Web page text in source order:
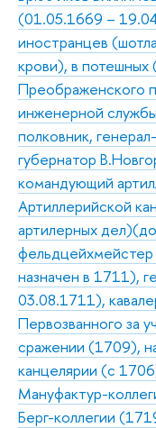
(01.05.1669 –
иностранцев
крови), в
Преображенского
инженерной
полковник,
губернатор
командующий
Артиллерийской
артилерных
назначен в 1711),
03.08.1711),
Первозванного за
сражении (1709),
канцелярии (с
Мануфактур-
Берг-коллегии